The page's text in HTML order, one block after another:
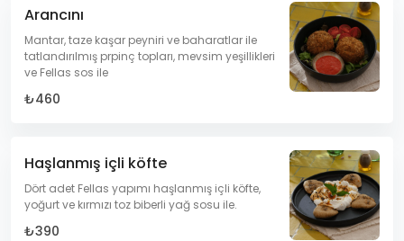
Arancını
Mantar, taze kaşar peyniri ve baharatlar ile
tatlandırılmış prpinç topları, mevsim yeşillikleri
ve Fellas sos ile
₺460
Haşlanmış içli köfte
Dört adet Fellas yapımı haşlanmış içli köfte,
yoğurt ve kırmızı toz biberli yağ sosu ile.
₺390